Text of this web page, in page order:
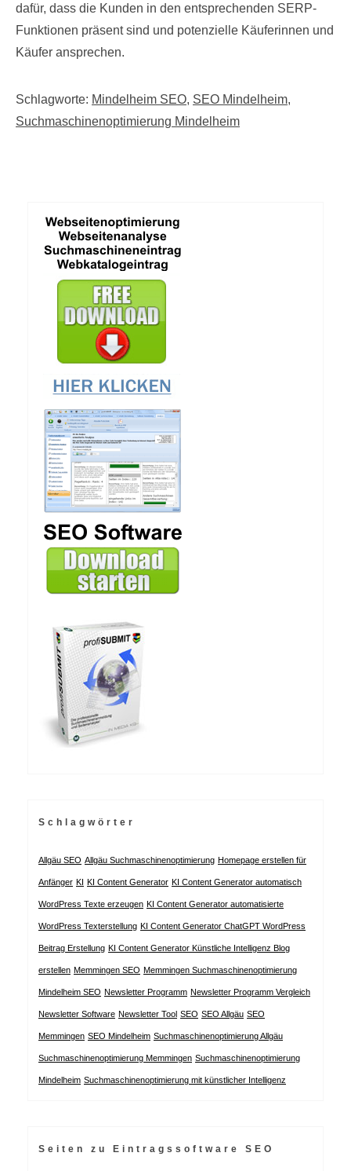
dafür, dass die Kunden in den entsprechenden SERP-
Funktionen präsent sind und potenzielle Käuferinnen und
Käufer ansprechen.
Schlagworte: Mindelheim SEO, SEO Mindelheim,
Suchmaschinenoptimierung Mindelheim
Schlagwörter
Allgäu SEO Allgäu Suchmaschinenoptimierung Homepage erstellen für
Anfänger KI KI Content Generator KI Content Generator automatisch
WordPress Texte erzeugen KI Content Generator automatisierte
WordPress Texterstellung KI Content Generator ChatGPT WordPress
Beitrag Erstellung KI Content Generator Künstliche Intelligenz Blog
erstellen Memmingen SEO Memmingen Suchmaschinenoptimierung
Mindelheim SEO Newsletter Programm Newsletter Programm Vergleich
Newsletter Software Newsletter Tool SEO SEO Allgäu SEO
Memmingen SEO Mindelheim Suchmaschinenoptimierung Allgäu
Suchmaschinenoptimierung Memmingen Suchmaschinenoptimierung
Mindelheim Suchmaschinenoptimierung mit künstlicher Intelligenz
Seiten zu Eintragssoftware SEO